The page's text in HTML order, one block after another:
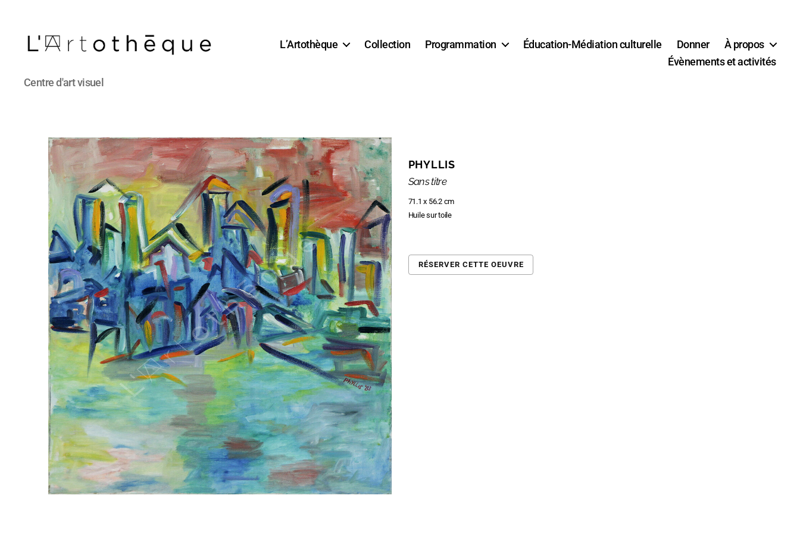
L'Artothèque
Centre d'art visuel
L’Artothèque Collection Programmation Éducation-Médiation culturelle Donner
À propos
Évènements et activités
PHYLLIS
Sans titre
71.1 x 56.2 cm
Huile sur toile
RÉSERVER CETTE OEUVRE